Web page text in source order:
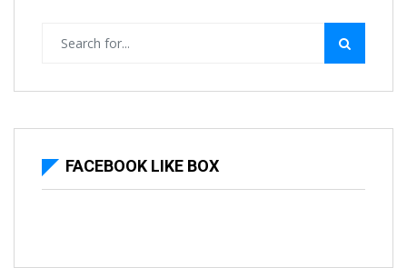
FACEBOOK LIKE BOX